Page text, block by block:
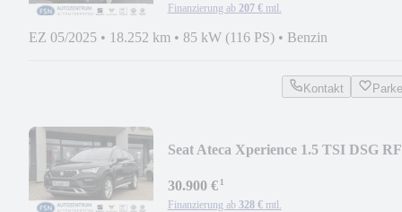
Finanzierung ab 207 € mtl.
EZ 05/2025 • 18.252 km • 85 kW (116 PS) • Benzin
Kontakt
Seat Ateca Xperience 1.5 TSI DSG
30.900 €¹
Finanzierung ab 328 € mtl.